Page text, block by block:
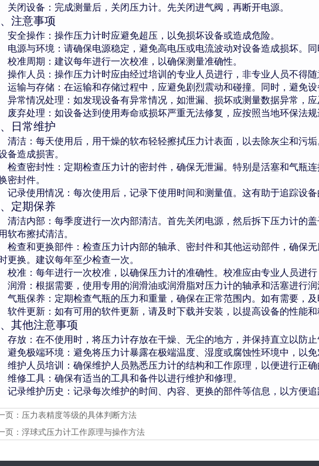
关闭设备：完成测量后，关闭压力计。先关闭进气阀，再断开电源。
、注意事项
安全操作：操作压力计时应避免超压，以免损坏设备或造成危险。
电源与环境：请确保电源稳定，避免高电压或电流波动对设备造成损坏。
校准周期：建议每年进行一次校准，以确保测量准确性。
操作人员：操作压力计时应由经过培训的专业人员进行，非专业人员不得随
运输与存储：在运输和存储过程中，应避免剧烈震动和碰撞。同时，避免设
异常情况处理：如发现设备有异常情况，如泄漏、损坏或测量数据异常，应
废弃处理：如设备达到使用寿命或损坏严重无法修复，应按照当地环保法规
、日常维护
清洁：每天使用后，用干燥的软布轻轻擦拭压力计表面，以去除灰尘和污
备造成损害。
检查密封性：定期检查压力计的密封件，确保无泄漏。特别是活塞和气瓶
密封件。
记录使用情况：每次使用后，记录下使用时间和测量值。这有助于追踪设备
、定期保养
清洁内部：每季度进行一次内部清洁。首先关闭电源，然后拆下压力计的
软布擦拭清洁。
检查和更换部件：检查压力计内部的轴承、密封件和其他运动部件，确保
更换。建议每年至少检查一次。
校准：每年进行一次校准，以确保压力计的准确性。校准应由专业人员进行
润滑：根据需要，使用专用的润滑油或润滑脂对压力计的轴承和活塞进行
气瓶保养：定期检查气瓶的压力和重量，确保在正常范围内。如有需要，及
软件更新：如有可用的软件更新，请及时下载并安装，以提高设备的性能和
、其他注意事项
存放：在不使用时，将压力计存放在干燥、无尘的地方，并保持直立以防止
避免极端环境：避免将压力计暴露在极端温度、湿度或腐蚀性环境中，以免
维护人员培训：确保维护人员熟悉压力计的结构和工作原理，以便进行正确
维修工具：确保有适当的工具和备件以进行维护和修理。
记录维护历史：记录每次维护的时间、内容、更换的部件等信息，以方便追
页： 压力表精度等级的具体判断方法
页： 浮球式压力计工作原理与操作方法